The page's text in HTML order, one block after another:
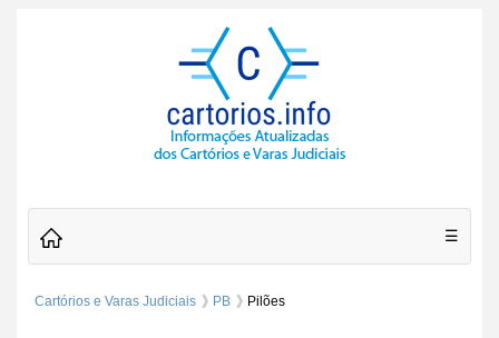
☰
Cartórios e Varas Judiciais PB Pilões